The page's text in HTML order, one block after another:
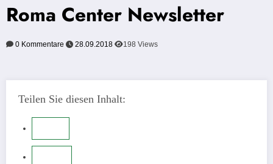
Roma Center Newsletter
0 Kommentare 28.09.2018 198 Views
Teilen Sie diesen Inhalt: